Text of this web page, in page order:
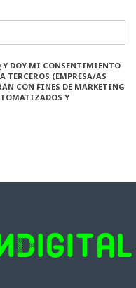
Y DOY MI CONSENTIMIENTO
(EMPRESA/AS
CON FINES DE MARKETING
Y